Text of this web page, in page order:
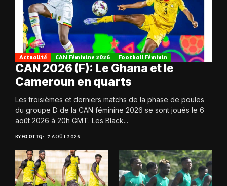
Actualité CAN Féminine 2026 Football Féminin
CAN 2026 (F): Le Ghana et le
Cameroun en quarts
Les troisièmes et derniers matchs de la phase de poules
du groupe D de la CAN féminine 2026 se sont joués le 6
août 2026 à 20h GMT. Les Black...
BYFOOT.TG 7 AOÛT 2026